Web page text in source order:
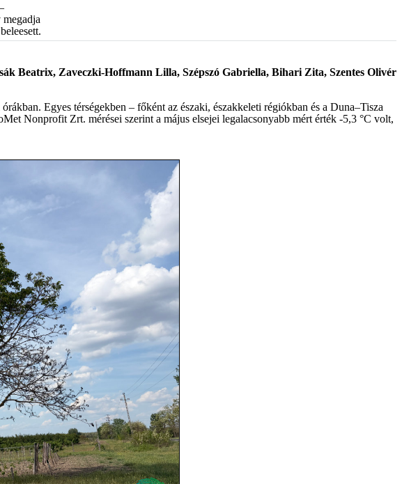
Beatrix, Zaveczki-Hoffmann Lilla, Szépszó Gabriella, Bihari Zita, Szentes Olivér
Egyes térségekben – főként az északi, északkeleti régiókban és a Duna–Tisza
Nonprofit Zrt. mérései szerint a május elsejei legalacsonyabb mért érték -5,3 °C volt,